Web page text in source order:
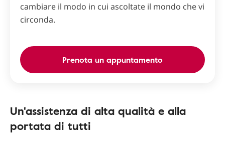
cambiare il modo in cui ascoltate il mondo che vi
circonda.
Prenota un appuntamento
Un'assistenza di alta qualità e alla
portata di tutti